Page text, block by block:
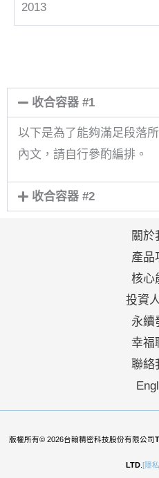
2013
收合容器 #1
以下是為了能夠滿足段落
內文，請自行參酌編排。
收合容器 #2
關於
產品
核心
投資
永續
幸福
聯絡
版權所有© 2026台翰精密科技股份有限公司
LTD. [隱